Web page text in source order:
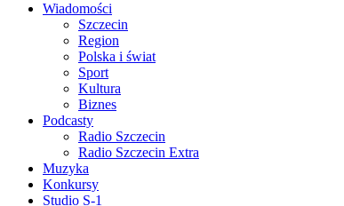
Wiadomości
Szczecin
Region
Polska i świat
Sport
Kultura
Biznes
Podcasty
Radio Szczecin
Radio Szczecin Extra
Muzyka
Konkursy
Studio S-1